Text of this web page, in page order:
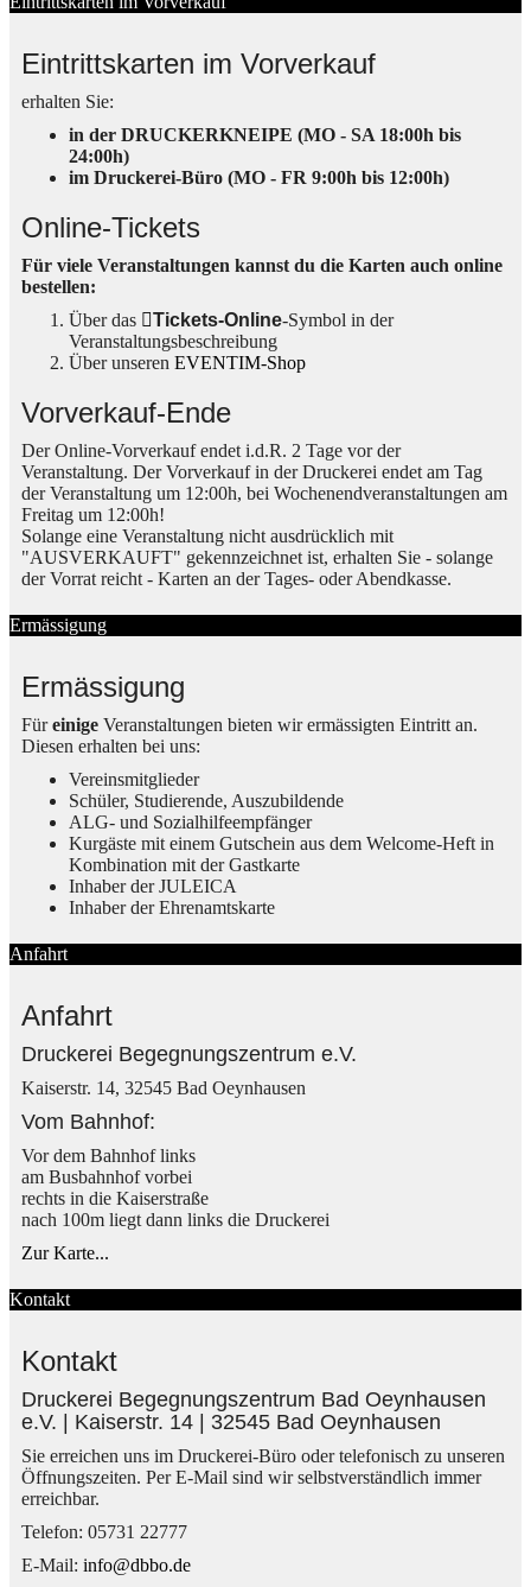
Eintrittskarten im Vorverkauf
erhalten Sie:
in der DRUCKERKNEIPE (MO - SA 18:00h bis
24:00h)
im Druckerei-Büro (MO - FR 9:00h bis 12:00h)
Online-Tickets
Für viele Veranstaltungen kannst du die Karten auch online
bestellen:
Über das
Tickets-Online-Symbol in der
Veranstaltungsbeschreibung
Über unseren EVENTIM-Shop
Vorverkauf-Ende
Der Online-Vorverkauf endet i.d.R. 2 Tage vor der
Veranstaltung. Der Vorverkauf in der Druckerei endet am Tag
der Veranstaltung um 12:00h, bei Wochenendveranstaltungen am
Freitag um 12:00h!
Solange eine Veranstaltung nicht ausdrücklich mit
"AUSVERKAUFT" gekennzeichnet ist, erhalten Sie - solange
der Vorrat reicht - Karten an der Tages- oder Abendkasse.
Ermässigung
Ermässigung
Füreinige Veranstaltungen bieten wir ermässigten Eintritt an.
Diesen erhalten bei uns:
Vereinsmitglieder
Schüler, Studierende, Auszubildende
ALG- und Sozialhilfeempfänger
Kurgäste mit einem Gutschein aus dem Welcome-Heft in
Kombination mit der Gastkarte
Inhaber der JULEICA
Inhaber der Ehrenamtskarte
Anfahrt
Anfahrt
Druckerei Begegnungszentrum e.V.
Kaiserstr. 14, 32545 Bad Oeynhausen
Vom Bahnhof:
Vor dem Bahnhof links
am Busbahnhof vorbei
rechts in die Kaiserstraße
nach 100m liegt dann links die Druckerei
Zur Karte...
Kontakt
Kontakt
Druckerei Begegnungszentrum Bad Oeynhausen
e.V. | Kaiserstr. 14 | 32545 Bad Oeynhausen
Sie erreichen uns im Druckerei-Büro oder telefonisch zu unseren
Öffnungszeiten. Per E-Mail sind wir selbstverständlich immer
erreichbar.
Telefon: 05731 22777
E-Mail: info@dbbo.de